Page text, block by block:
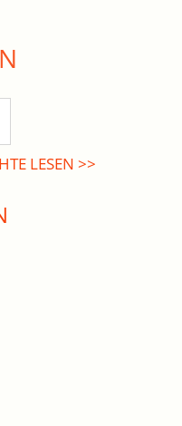
LESEN >>